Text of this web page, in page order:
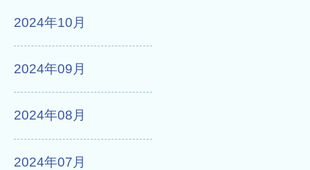
2024年10月
2024年09月
2024年08月
2024年07月